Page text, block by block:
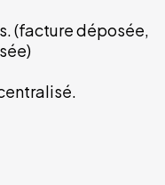
(facture déposée,